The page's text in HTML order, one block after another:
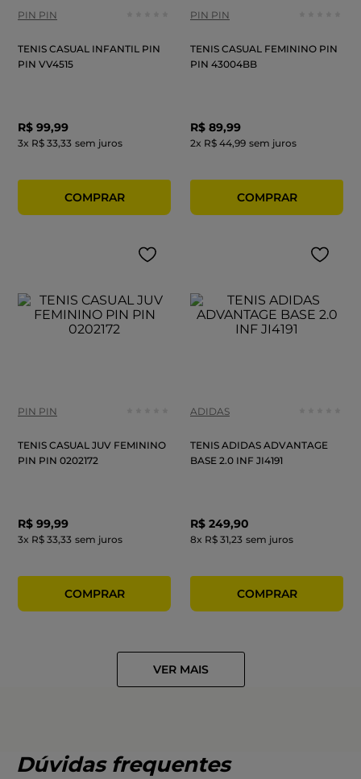
PIN PIN
TENIS CASUAL INFANTIL PIN
PIN VV4515
R$ 99,99
3x R$ 33,33 sem juros
PIN PIN
TENIS CASUAL FEMININO PIN
PIN 43004BB
R$ 89,99
2x R$ 44,99 sem juros
PIN PIN
TENIS CASUAL JUV FEMININO
PIN PIN 0202172
R$ 99,99
3x R$ 33,33 sem juros
ADIDAS
TENIS ADIDAS ADVANTAGE
BASE 2.0 INF JI4191
R$ 249,90
8x R$ 31,23 sem juros
Dúvidas frequentes